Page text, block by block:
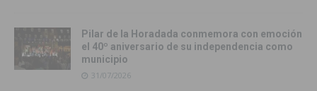
Pilar de la Horadada conmemora con emoción
el 40º aniversario de su independencia como
municipio
31/07/2026